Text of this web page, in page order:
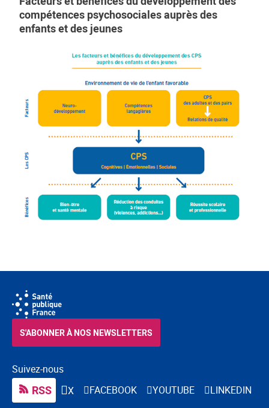
compétences psychosociales auprès des
enfants et des jeunes
Suivez-nous
RSS X FACEBOOK YOUTUBE LINKEDIN
S'ABONNER À NOS NEWSLETTERS